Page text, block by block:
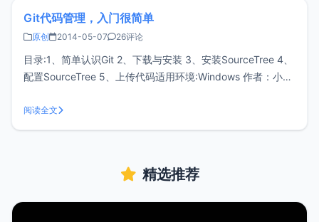
Git代码管理，入门很简单
原创 2014-05-07 26评论
目录:1、简单认识Git 2、下载与安装 3、安装SourceTree 4、
配置SourceTree 5、上传代码适用环境:Windows 作者：小z
版本控制／软件配置管理软件，原是Linux内核开发者林纳斯·
托瓦兹（Li
阅读全文
精选推荐